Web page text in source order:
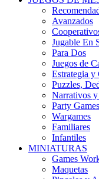
Avanzados
Jugable En
Para Dos
Juegos de
Estrategia y
Puzzles,
Narrativos
Party Games
Wargames
Familiares
Infantiles
MINIATURAS
Games
Maquetas